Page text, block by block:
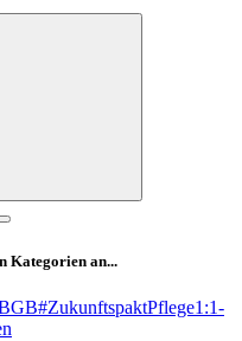
Kategorien an...
#ZukunftspaktPflege1:1-